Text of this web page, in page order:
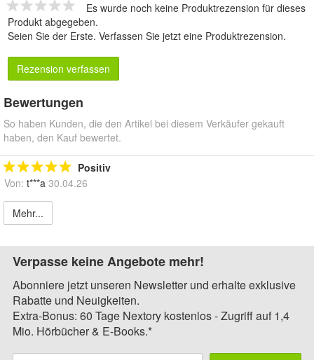
Es wurde noch keine Produktrezension für dieses
Produkt abgegeben.
Seien Sie der Erste. Verfassen Sie jetzt eine Produktrezension.
Rezension verfassen
Bewertungen
So haben Kunden, die den Artikel bei diesem Verkäufer gekauft
haben, den Kauf bewertet.
Positiv
Von: t***a 30.04.26
Mehr...
Verpasse keine Angebote mehr!
Abonniere jetzt unseren Newsletter und erhalte exklusive
Rabatte und Neuigkeiten.
Extra-Bonus: 60 Tage Nextory kostenlos - Zugriff auf 1,4
Mio. Hörbücher & E-Books.*